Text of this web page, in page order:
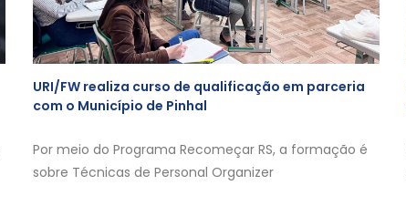
URI/FW realiza curso de qualificação em parceria
com o Município de Pinhal
Por meio do Programa Recomeçar RS, a formação é
sobre Técnicas de Personal Organizer